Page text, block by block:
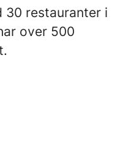
30 restauranter i
over 500